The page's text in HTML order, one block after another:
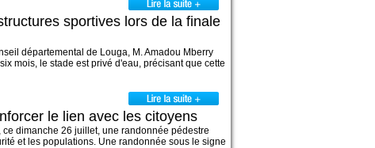
sportives lors de la finale
départemental de Louga, M. Amadou Mberry
mois, le stade est privé d'eau, précisant que cette
le lien avec les citoyens
dimanche 26 juillet, une randonnée pédestre
et les populations. Une randonnée sous le signe